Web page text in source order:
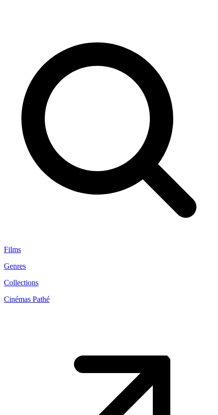
Films
Genres
Collections
Cinémas Pathé